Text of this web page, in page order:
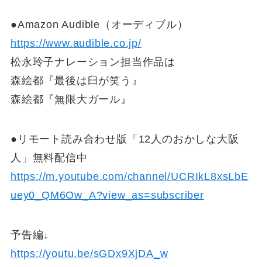
●Amazon Audible（オーディブル）
https://www.audible.co.jp/
松永玲子ナレーション担当作品は
森絵都『最後は臼が笑う』
森絵都『無限大ガール』
●リモート読み合わせ版「12人のおかしな大阪
人」無料配信中
https://m.youtube.com/channel/UCRIkL8xsLbE
uey0_QM6Ow_A?view_as=subscriber
予告編↓
https://youtu.be/sGDx9XjDA_w